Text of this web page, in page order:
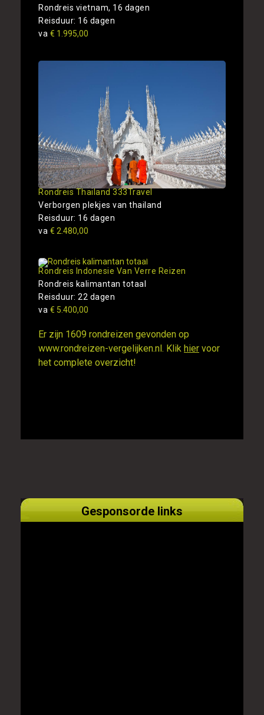
Rondreis vietnam, 16 dagen
Reisduur: 16 dagen
va € 1.995,00
Rondreis Thailand 333Travel
Verborgen plekjes van thailand
Reisduur: 16 dagen
va € 2.480,00
Rondreis Indonesie Van Verre Reizen
Rondreis kalimantan totaal
Reisduur: 22 dagen
va € 5.400,00
Er zijn 1609 rondreizen gevonden op
www.rondreizen-vergelijken.nl. Klik hier voor
het complete overzicht!
Gesponsorde links